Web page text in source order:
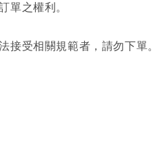
單之權利。
接受相關規範者，請勿下單。